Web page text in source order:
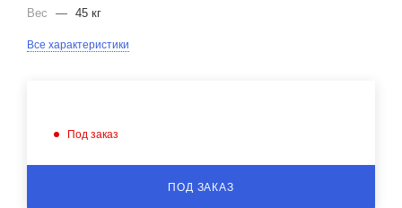
Вес
— 45 кг
Все характеристики
Под заказ
ПОД ЗАКАЗ